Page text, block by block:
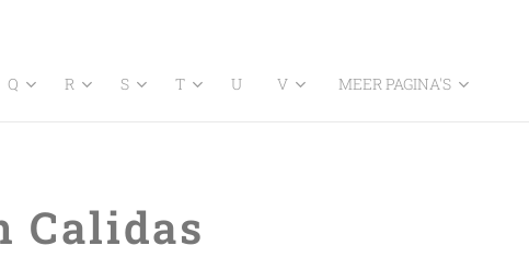
Q R S T U V MEER PAGINA'S
Calidas